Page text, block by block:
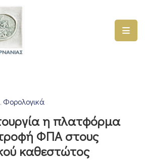
‚ Φορολογικά
η πλατφόρμα
ΦΠΑ στους
καθεστώτος